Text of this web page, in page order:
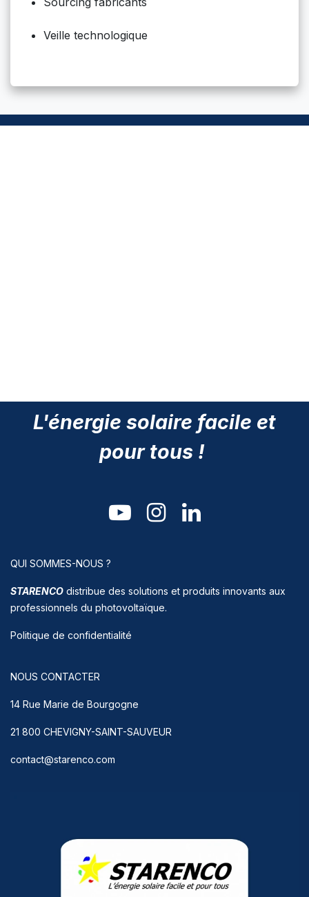
Veille technologique
L'énergie solaire facile et
pour tous !
QUI SOMMES-NOUS ?
STARENCO distribue des solutions et produits innovants aux
professionnels du photovoltaïque.
Politique de confidentialité
NOUS CONTACTER
14 Rue Marie de Bourgogne
21 800 CHEVIGNY-SAINT-SAUVEUR
contact@starenco.com